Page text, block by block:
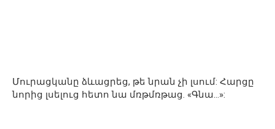
Մուրացկանը ձևացրեց, թե նրան չի լսում: Հարցը
նորից լսելուց հետո նա մռթմռթաց. «Գնա…»: